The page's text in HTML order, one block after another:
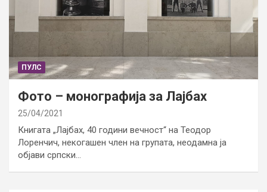
ПУЛС
Фото – монографија за Лајбах
25/04/2021
Книгата „Лајбах, 40 години вечност“ на Теодор
Лоренчич, некогашен член на групата, неодамна ја
објави српски…